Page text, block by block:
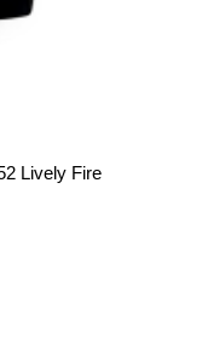
Lively Fire